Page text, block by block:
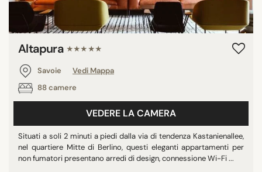
Altapura ★★★★★
Savoie
Vedi Mappa
88 camere
VEDERE LA CAMERA
Situati a soli 2 minuti a piedi dalla via di tendenza Kastanienallee,
nel quartiere Mitte di Berlino, questi eleganti appartamenti per
non fumatori presentano arredi di design, connessione Wi-Fi ...